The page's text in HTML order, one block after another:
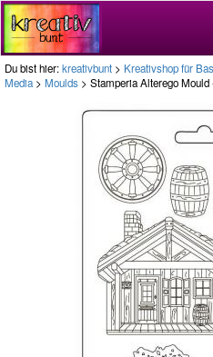
Du bist hier:kreativbunt > Kreativshop für
Media > Moulds > Stamperia Alterego Mould